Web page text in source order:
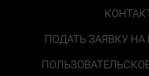
ПОДАТЬ ЗАЯВКУ